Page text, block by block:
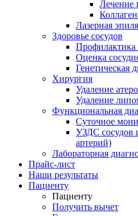
Лечение
Лазерная
Здоровье сосудов
Профилактика
Оценка
Генетическая
Хирургия
Удаление
Удаление
Функциональная
Суточное
УЗДС сосудов
артерий)
Лабораторная
Прайс-лист
Наши результаты
Пациенту
Пациенту
Получить вычет